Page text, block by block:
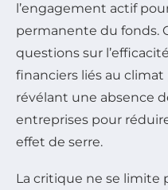
l’engagement actif
permanente du fonds.
questions sur
financiers liés au
révélant une absence
entreprises pour
effet de serre.
La critique ne se limite